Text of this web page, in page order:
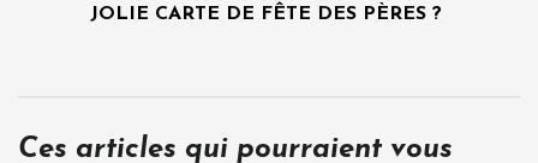
JOLIE CARTE DE FÊTE DES PÈRES ?
Ces articles qui pourraient vous